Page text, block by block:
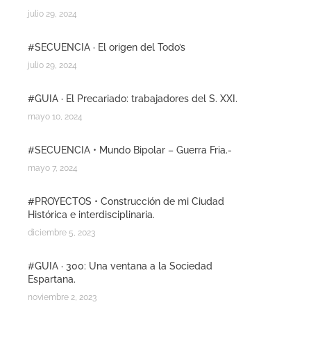
julio 29, 2024
#SECUENCIA · El origen del Todo’s
julio 29, 2024
#GUIA · El Precariado: trabajadores del S. XXI.
mayo 10, 2024
#SECUENCIA • Mundo Bipolar – Guerra Fria.-
mayo 7, 2024
#PROYECTOS • Construcción de mi Ciudad
Histórica e interdisciplinaria.
diciembre 5, 2023
#GUIA · 300: Una ventana a la Sociedad
Espartana.
noviembre 2, 2023